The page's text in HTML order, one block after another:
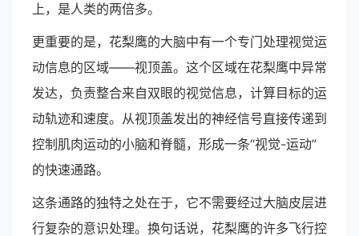
上，是人类的两倍多。
更重要的是，花梨鹰的大脑中有一个专门处理视觉运
动信息的区域——视顶盖。这个区域在花梨鹰中异常
发达，负责整合来自双眼的视觉信息，计算目标的运
动轨迹和速度。从视顶盖发出的神经信号直接传递到
控制肌肉运动的小脑和脊髓，形成一条“视觉-运动”
的快速通路。
这条通路的独特之处在于，它不需要经过大脑皮层进
行复杂的意识处理。换句话说，花梨鹰的许多飞行控